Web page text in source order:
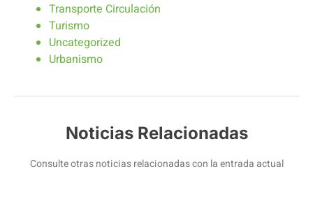
Transporte Circulación
Turismo
Uncategorized
Urbanismo
Noticias Relacionadas
Consulte otras noticias relacionadas con la entrada actual